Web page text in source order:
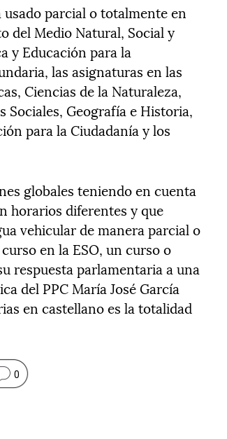
parcial o totalmente en
del Medio Natural, Social y
y Educación para la
las asignaturas en las
Ciencias de la Naturaleza,
Sociales, Geografía e Historia,
para la Ciudadanía y los
globales teniendo en cuenta
horarios diferentes y que
vehicular de manera parcial o
en la ESO, un curso o
respuesta parlamentaria a una
del PPC María José García
en castellano es la totalidad
0